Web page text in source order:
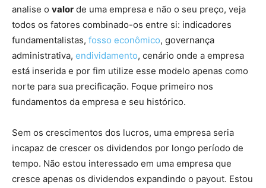
analise o valor de uma empresa e não o seu preço, veja
todos os fatores combinado-os entre si: indicadores
fundamentalistas, fosso econômico, governança
administrativa, endividamento, cenário onde a empresa
está inserida e por fim utilize esse modelo apenas como
norte para sua precificação. Foque primeiro nos
fundamentos da empresa e seu histórico.
Sem os crescimentos dos lucros, uma empresa seria
incapaz de crescer os dividendos por longo período de
tempo. Não estou interessado em uma empresa que
cresce apenas os dividendos expandindo o payout. Estou